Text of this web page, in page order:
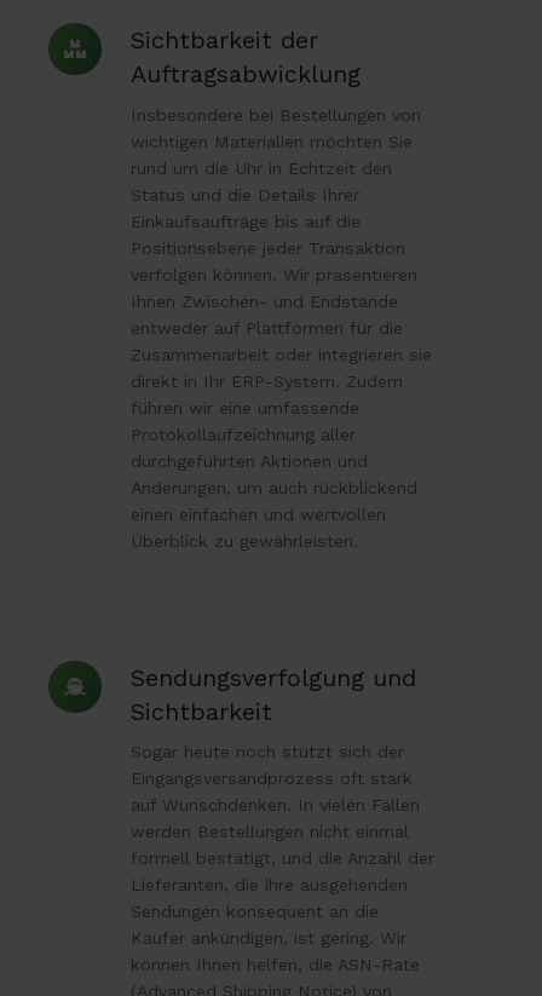
Sichtbarkeit der
Auftragsabwicklung
Insbesondere bei Bestellungen von
wichtigen Materialien möchten Sie
rund um die Uhr in Echtzeit den
Status und die Details Ihrer
Einkaufsaufträge bis auf die
Positionsebene jeder Transaktion
verfolgen können. Wir präsentieren
Ihnen Zwischen- und Endstände
entweder auf Plattformen für die
Zusammenarbeit oder integrieren sie
direkt in Ihr ERP-System. Zudem
führen wir eine umfassende
Protokollaufzeichnung aller
durchgeführten Aktionen und
Änderungen, um auch rückblickend
einen einfachen und wertvollen
Überblick zu gewährleisten.
Sichtbarkeit
der
Auftragsabwicklung
Sendungsverfolgung und
Sichtbarkeit
Sogar heute noch stützt sich der
Eingangsversandprozess oft stark
auf Wunschdenken. In vielen Fällen
werden Bestellungen nicht einmal
formell bestätigt, und die Anzahl der
Lieferanten, die ihre ausgehenden
Sendungen konsequent an die
Käufer ankündigen, ist gering. Wir
können Ihnen helfen, die ASN-Rate
(Advanced Shipping Notice) von
Sendungsverfolgung
und